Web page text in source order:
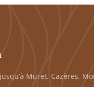
Muret, Cazères,